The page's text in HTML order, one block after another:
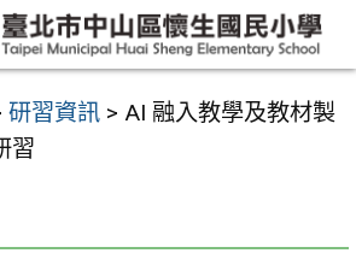
研習資訊 > AI 融入教學及教材製
習